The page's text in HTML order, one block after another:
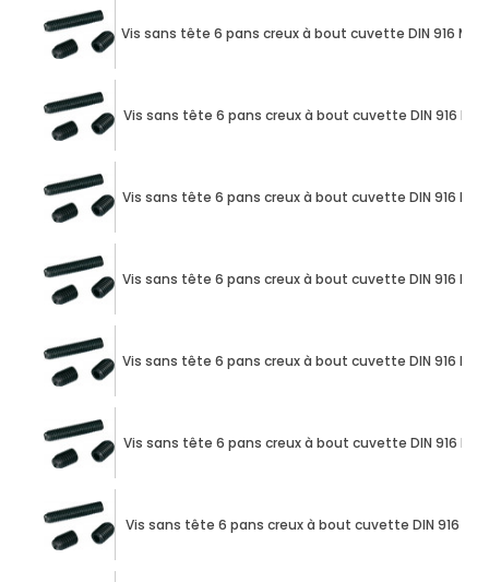
Vis sans tête 6 pans creux à bout cuvette DIN 916 M10
Vis sans tête 6 pans creux à bout cuvette DIN 916 M10
Vis sans tête 6 pans creux à bout cuvette DIN 916 M10
Vis sans tête 6 pans creux à bout cuvette DIN 916 M10
Vis sans tête 6 pans creux à bout cuvette DIN 916 M10
Vis sans tête 6 pans creux à bout cuvette DIN 916 M10
Vis sans tête 6 pans creux à bout cuvette DIN 916 M12